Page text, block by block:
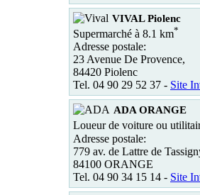
VIVAL Piolenc
Supermarché à 8.1 km*
Adresse postale:
23 Avenue De Provence,
84420 Piolenc
Tel. 04 90 29 52 37 - Site
ADA ORANGE
Loueur de voiture ou
Adresse postale:
779 av. de Lattre de
84100 ORANGE
Tel. 04 90 34 15 14 - Site